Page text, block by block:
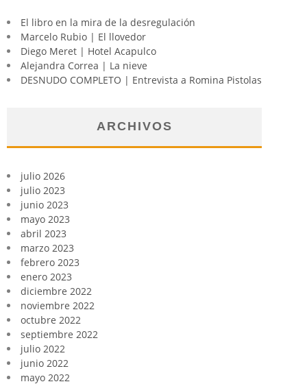
El libro en la mira de la desregulación
Marcelo Rubio | El llovedor
Diego Meret | Hotel Acapulco
Alejandra Correa | La nieve
DESNUDO COMPLETO | Entrevista a Romina Pistolas
ARCHIVOS
julio 2026
julio 2023
junio 2023
mayo 2023
abril 2023
marzo 2023
febrero 2023
enero 2023
diciembre 2022
noviembre 2022
octubre 2022
septiembre 2022
julio 2022
junio 2022
mayo 2022